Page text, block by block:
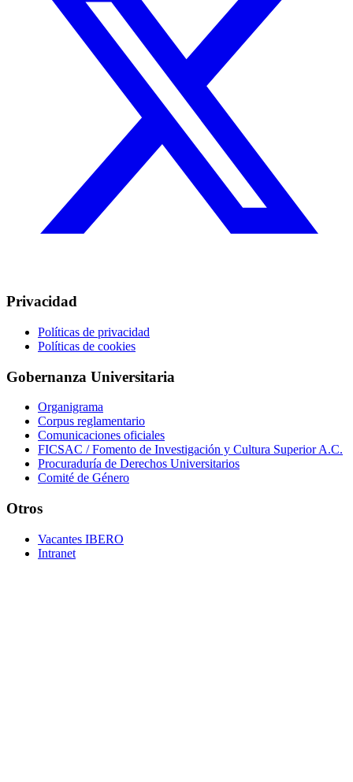
Privacidad
Políticas de privacidad
Políticas de cookies
Gobernanza Universitaria
Organigrama
Corpus reglamentario
Comunicaciones oficiales
FICSAC / Fomento de Investigación y Cultura Superior A.C.
Procuraduría de Derechos Universitarios
Comité de Género
Otros
Vacantes IBERO
Intranet